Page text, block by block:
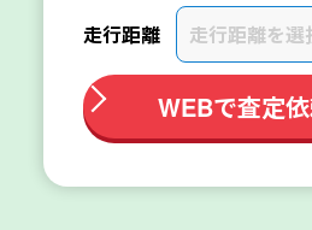
走行距離 走行距離を選
WEBで査定